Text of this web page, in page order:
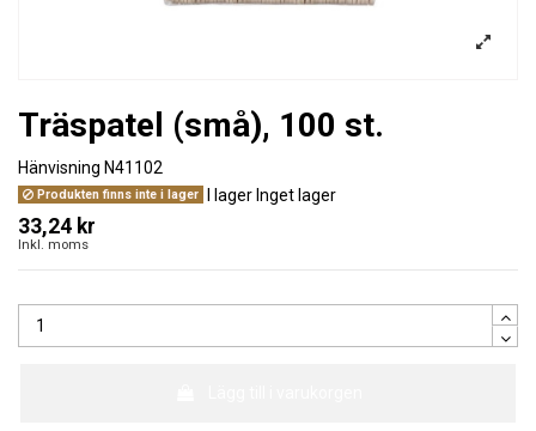
Träspatel (små), 100 st.
Hänvisning N41102
Produkten finns inte i lager I lager Inget lager
33,24 kr
Inkl. moms